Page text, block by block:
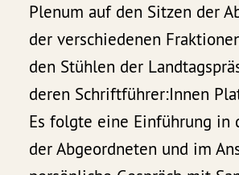
Plenum auf den Sitzen der
der verschiedenen
den Stühlen der
deren Schriftführer:Innen
Es folgte eine Einführung in
der Abgeordneten und im